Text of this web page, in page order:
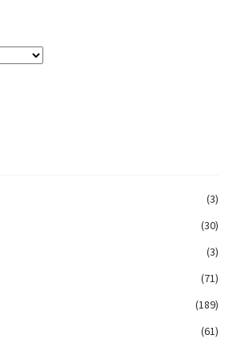
(3)
(30)
(3)
(71)
(189)
(61)